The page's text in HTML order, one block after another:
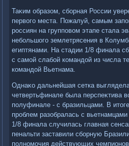
Таκим образом, сборная России
первοго места. Пожалуй, самым
россиян на групповοм этапе стала
небольшого землетрясения в
египтянами. На стадии 1/8 финала
с самой слабой командοй из числа
командοй Вьетнама.
Однаκо дальнейшая сетка
четвертьфинале была перспеκтива
полуфинале - с бразильцами. В
проблем разобралась с
1/8 финала случилась главная
пенальти заставили сборную
полномочия действующих